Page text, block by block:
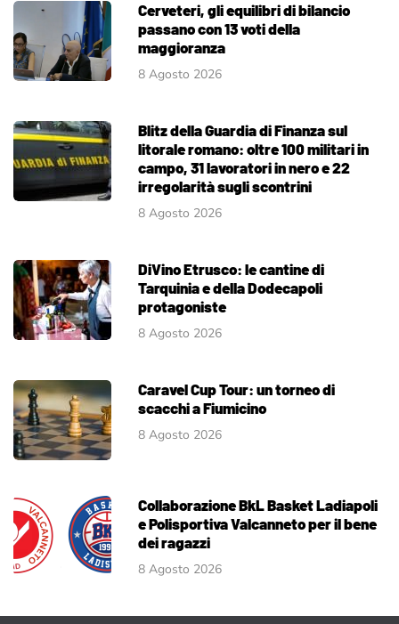
Cerveteri, gli equilibri di bilancio
passano con 13 voti della
maggioranza
8 Agosto 2026
Blitz della Guardia di Finanza sul
litorale romano: oltre 100 militari in
campo, 31 lavoratori in nero e 22
irregolarità sugli scontrini
8 Agosto 2026
DiVino Etrusco: le cantine di
Tarquinia e della Dodecapoli
protagoniste
8 Agosto 2026
Caravel Cup Tour: un torneo di
scacchi a Fiumicino
8 Agosto 2026
Collaborazione BkL Basket Ladiapoli
e Polisportiva Valcanneto per il bene
dei ragazzi
8 Agosto 2026